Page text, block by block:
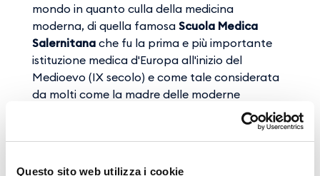
Questo sito web utilizza i cookie
mondo in quanto culla della medicina
moderna, di quella famosa Scuola Medica
Salernitanache fu la prima e più importante
istituzione medica d'Europa all'inizio del
Medioevo (IX secolo) e come tale considerata
da molti come la madre delle moderne
Un luogo nel quale, ancora oggi, sono ben